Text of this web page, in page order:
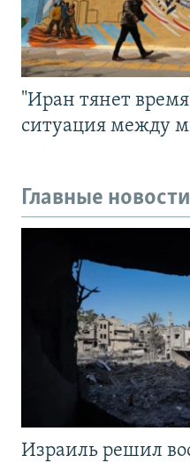
"Иран тянет
ситуация между
Главные новости
Израиль решил